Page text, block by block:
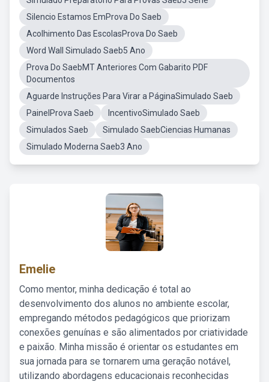
Silencio Estamos EmProva Do Saeb
Acolhimento Das EscolasProva Do Saeb
Word Wall Simulado Saeb5 Ano
Prova Do SaebMT Anteriores Com Gabarito PDF
Documentos
Aguarde Instruções Para Virar a PáginaSimulado Saeb
PainelProva Saeb
IncentivoSimulado Saeb
Simulados Saeb
Simulado SaebCiencias Humanas
Simulado Moderna Saeb3 Ano
Emelie
Como mentor, minha dedicação é total ao
desenvolvimento dos alunos no ambiente escolar,
empregando métodos pedagógicos que priorizam
conexões genuínas e são alimentados por criatividade
e paixão. Minha missão é orientar os estudantes em
sua jornada para se tornarem uma geração notável,
utilizando abordagens educacionais reconhecidas